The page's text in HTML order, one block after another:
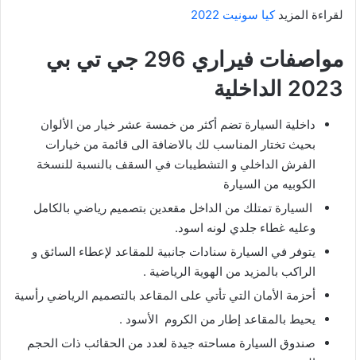
لقراءة المزيدكيا سونيت 2022
مواصفات فيراري 296 جي تي بي
2023 الداخلية
داخلية السيارة تضم أكثر من خمسة عشر خيار من الألوان
بحيث تختار المناسب لك بالاضافة الى قائمة من خيارات
الفرش الداخلي و التشطيبات في السقف بالنسبة للنسخة
الكوبيه من السيارة
السيارة تمتلك من الداخل مقعدين بتصميم رياضي بالكامل
وعليه غطاء جلدي لونه اسود.
يتوفر في السيارة سنادات جانبية للمقاعد لإعطاء السائق و
الراكب بالمزيد من الهوية الرياضية .
أحزمة الأمان التي تأتي على المقاعد بالتصميم الرياضي رأسية
يحيط بالمقاعد إطار من الكروم الأسود .
صندوق السيارة مساحته جيدة لعدد من الحقائب ذات الحجم